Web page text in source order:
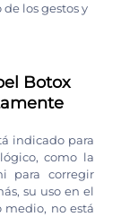
los gestos y
Botox
indicado para
como la
para corregir
su uso en el
medio, no está